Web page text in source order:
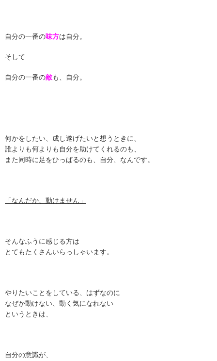
自分の一番の味方は自分。
そして
自分の一番の敵も、自分。
何かをしたい、成し遂げたいと想うときに、
誰よりも何よりも自分を助けてくれるのも、
また同時に足をひっぱるのも、自分、なんです。
「なんだか、動けません」
そんなふうに感じる方は
とてもたくさんいらっしゃいます。
やりたいことをしている、はずなのに
なぜか動けない、動く気になれない
というときは、
自分の意識が、